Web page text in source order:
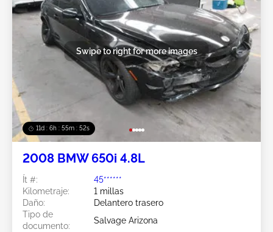
11d : 6h : 55m : 51s
Swipe to right for more images
2008 BMW 650i 4.8L
Ít #:
45******
Kilometraje:
1 millas
Daño:
Delantero trasero
Tipo de
documento:
Salvage Arizona